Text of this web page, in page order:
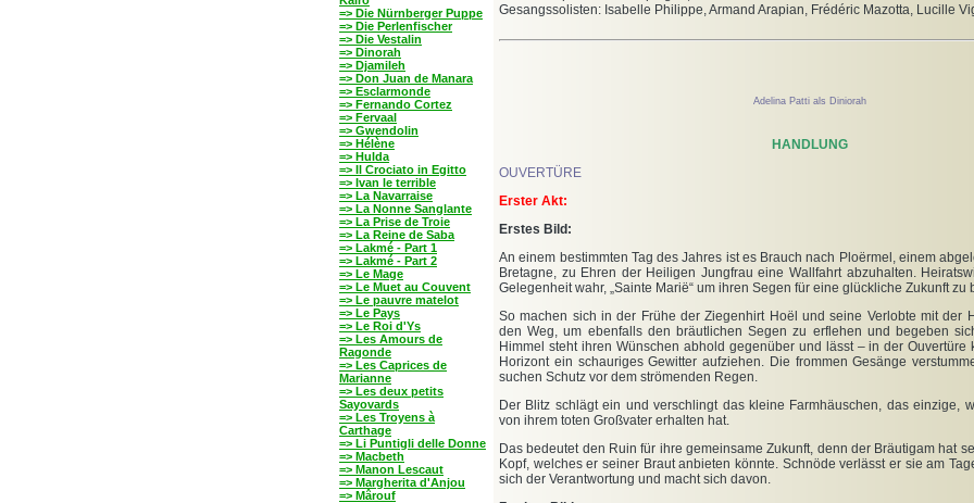
=> Die Nürnberger Puppe
=> Die Perlenfischer
=> Die Vestalin
=> Dinorah
=> Djamileh
=> Don Juan de Manara
=> Esclarmonde
=> Fernando Cortez
=> Fervaal
=> Gwendolin
=> Hélène
=> Hulda
=> Il Crociato in Egitto
=> Ivan le terrible
=> La Navarraise
=> La Nonne Sanglante
=> La Prise de Troie
=> La Reine de Saba
=> Lakmé - Part 1
=> Lakmé - Part 2
=> Le Mage
=> Le Muet au Couvent
=> Le pauvre matelot
=> Le Pays
=> Le Roi d'Ys
=> Les Amours de
Ragonde
=> Les Caprices de
Marianne
=> Les deux petits
Sayovards
=> Les Troyens à
Carthage
=> Li Puntigli delle Donne
=> Macbeth
=> Manon Lescaut
=> Margherita d'Anjou
=> Mârouf
Gesangssolisten: Isabelle Philippe, Armand Arapian, Frédéric Mazotta, Lucille
Adelina Patti als Diniorah
HANDLUNG
OUVERTÜRE
Erster Akt:
Erstes Bild:
An einem bestimmten Tag des Jahres ist es Brauch nach Ploërmel, einem
Bretagne, zu Ehren der Heiligen Jungfrau eine Wallfahrt abzuhalten.
Gelegenheit wahr, „Sainte Marië“ um ihren Segen für eine glückliche Zukunft zu
So machen sich in der Frühe der Ziegenhirt Hoël und seine Verlobte mit der
den Weg, um ebenfalls den bräutlichen Segen zu erflehen und begeben
Himmel steht ihren Wünschen abhold gegenüber und lässt – in der Ouvertüre
Horizont ein schauriges Gewitter aufziehen. Die frommen Gesänge
suchen Schutz vor dem strömenden Regen.
Der Blitz schlägt ein und verschlingt das kleine Farmhäuschen, das einzige,
von ihrem toten Großvater erhalten hat.
Das bedeutet den Ruin für ihre gemeinsame Zukunft, denn der Bräutigam hat
Kopf, welches er seiner Braut anbieten könnte. Schnöde verlässt er sie am
sich der Verantwortung und macht sich davon.